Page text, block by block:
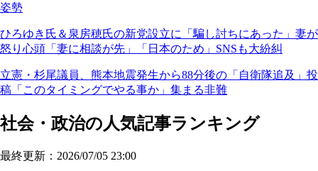
姿勢
ひろゆき氏＆泉房穂氏の新党設立に「騙し討ちにあった」妻が
怒り心頭「妻に相談が先」「日本のため」SNSも大紛糾
立憲・杉尾議員、熊本地震発生から88分後の「自衛隊追及」投
稿「このタイミングでやる事か」集まる非難
社会・政治の人気記事ランキング
最終更新：2026/07/05 23:00